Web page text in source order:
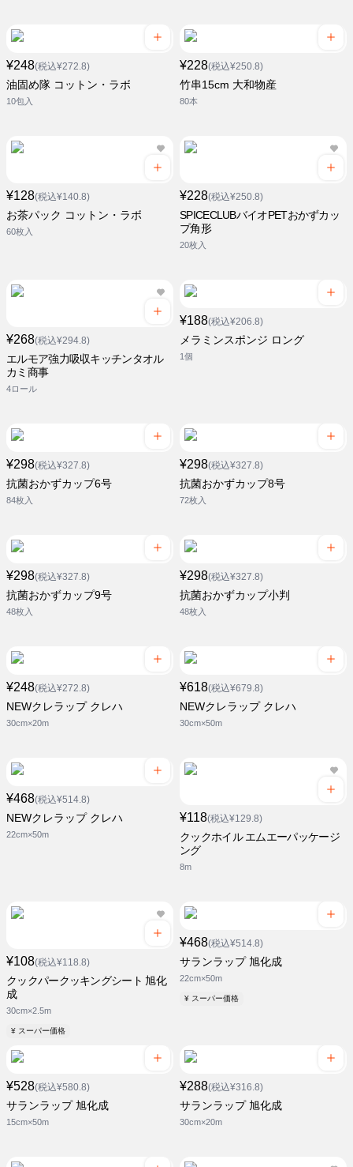
¥248(税込¥272.8)
油固め隊 コットン・ラボ
10包入
¥228(税込¥250.8)
竹串15cm 大和物産
80本
¥128(税込¥140.8)
お茶パック コットン・ラボ
60枚入
¥228(税込¥250.8)
SPICECLUBバイオPETおかずカッ
プ角形
20枚入
¥268(税込¥294.8)
エルモア強力吸収キッチンタオル
カミ商事
4ロール
¥188(税込¥206.8)
メラミンスポンジ ロング
1個
¥298(税込¥327.8)
抗菌おかずカップ6号
84枚入
¥298(税込¥327.8)
抗菌おかずカップ8号
72枚入
¥298(税込¥327.8)
抗菌おかずカップ9号
48枚入
¥298(税込¥327.8)
抗菌おかずカップ小判
48枚入
¥248(税込¥272.8)
NEWクレラップ クレハ
30cm×20m
¥618(税込¥679.8)
NEWクレラップ クレハ
30cm×50m
¥468(税込¥514.8)
NEWクレラップ クレハ
22cm×50m
¥118(税込¥129.8)
クックホイル エムエーパッケージ
ング
8m
¥108(税込¥118.8)
クックパークッキングシート 旭化
成
30cm×2.5m
¥ スーパー価格
¥468(税込¥514.8)
サランラップ 旭化成
22cm×50m
¥ スーパー価格
¥528(税込¥580.8)
サランラップ 旭化成
15cm×50m
¥288(税込¥316.8)
サランラップ 旭化成
30cm×20m